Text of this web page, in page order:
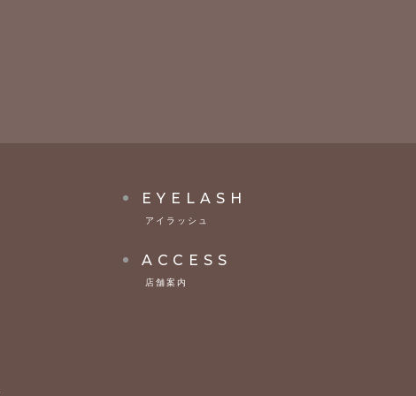
EYELASH
アイラッシュ
ACCESS
店舗案内